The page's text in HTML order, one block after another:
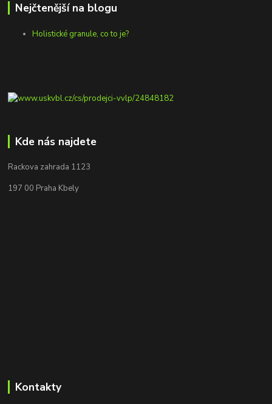
Nejčtenější na blogu
Holistické granule, co to je?
Kde nás najdete
Rackova zahrada 1123
197 00 Praha Kbely
Kontakty